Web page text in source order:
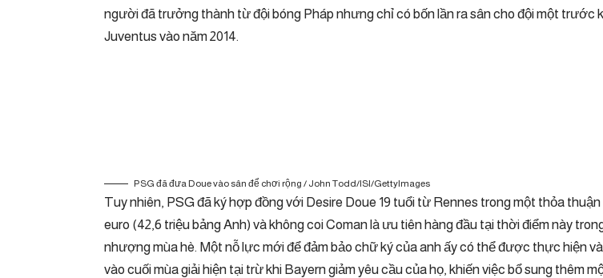
người đã trưởng thành từ đội bóng Pháp nhưng chỉ có bốn lần ra sân cho đội một trước
Juventus vào năm 2014.
PSG đã đưa Doue vào sân để chơi rộng / John Todd/ISI/GettyImages
Tuy nhiên, PSG đã ký hợp đồng với Desire Doue 19 tuổi từ Rennes trong một thỏa thuận
euro (42,6 triệu bảng Anh) và không coi Coman là ưu tiên hàng đầu tại thời điểm này
nhượng mùa hè. Một nỗ lực mới để đảm bảo chữ ký của anh ấy có thể được thực hiện
vào cuối mùa giải hiện tại trừ khi Bayern giảm yêu cầu của họ, khiến việc bổ sung thêm